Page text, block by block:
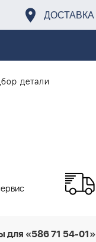
ДОСТАВКА
детали
для «586 71 54-01»